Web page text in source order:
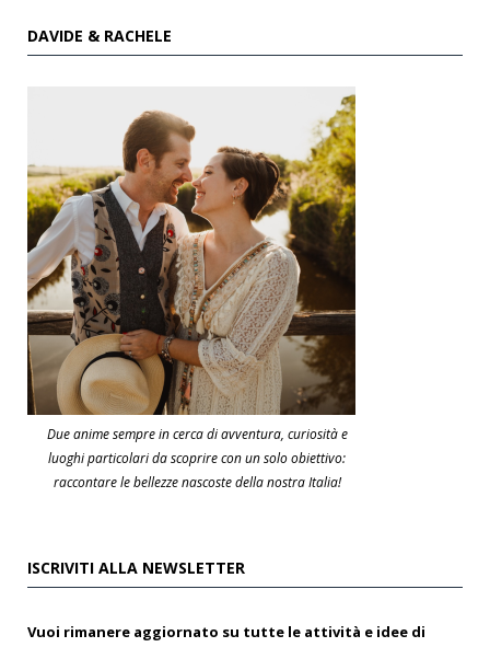
DAVIDE & RACHELE
Due anime sempre in cerca di avventura, curiosità e
luoghi particolari da scoprire con un solo obiettivo:
raccontare le bellezze nascoste della nostra Italia!
ISCRIVITI ALLA NEWSLETTER
Vuoi rimanere aggiornato su tutte le attività e idee di